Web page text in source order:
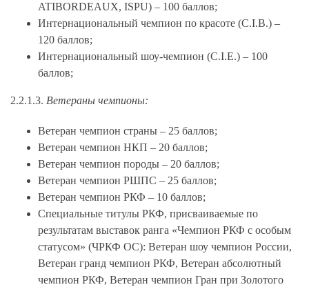
ATIBORDEAUX, ISPU) – 100 баллов;
Интернациональный чемпион по красоте (C.I.B.) –
120 баллов;
Интернациональный шоу-чемпион (C.I.E.) – 100
баллов;
2.2.1.3. Ветераны чемпионы:
Ветеран чемпион страны – 25 баллов;
Ветеран чемпион НКП – 20 баллов;
Ветеран чемпион породы – 20 баллов;
Ветеран чемпион РШПС – 25 баллов;
Ветеран чемпион РКФ – 10 баллов;
Специальные титулы РКФ, присваиваемые по
результатам выставок ранга «Чемпион РКФ с особым
статусом» (ЧРКФ ОС): Ветеран шоу чемпион России,
Ветеран гранд чемпион РКФ, Ветеран абсолютный
чемпион РКФ, Ветеран чемпион Гран при Золотого